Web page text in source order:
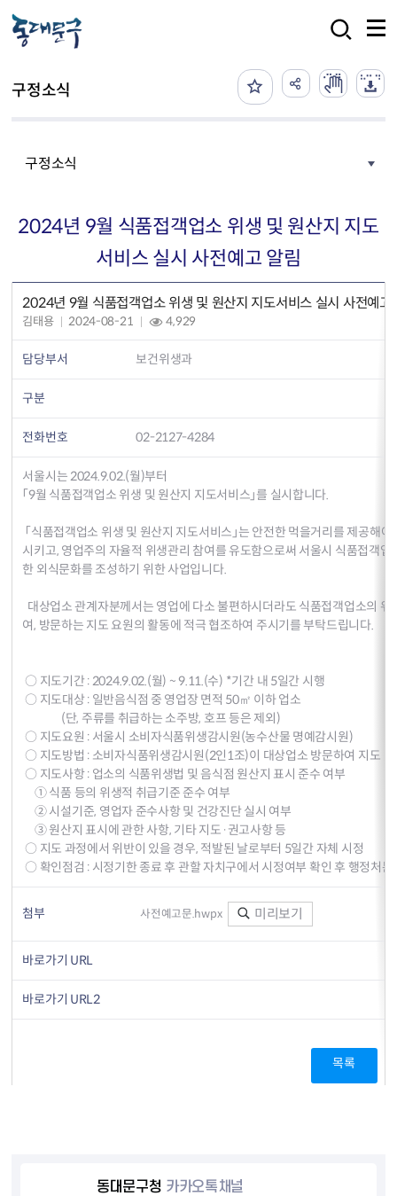
구정소식
구정소식
2024년 9월 식품접객업소 위생 및 원산지 지도
서비스 실시 사전예고 알림
2024년 9월 식품접객업소 위생 및 원산지 지도서비스 실시 사전예고
김태용 2024-08-21 4,929
담당부서 보건위생과
구분
전화번호 02-2127-4284
서울시는 2024.9.02.(월)부터
「9월 식품접객업소 위생 및 원산지 지도서비스」를 실시합니다.
「식품접객업소 위생 및 원산지 지도서비스」는 안전한 먹을거리를 제공해
시키고, 영업주의 자율적 위생관리 참여를 유도함으로써 서울시 식품접객
한 외식문화를 조성하기 위한 사업입니다.
대상업소 관계자분께서는 영업에 다소 불편하시더라도 식품접객업소의
여, 방문하는 지도 요원의 활동에 적극 협조하여 주시기를 부탁드립니다.
○ 지도기간 : 2024.9.02.(월) ~ 9.11.(수) *기간 내 5일간 시행
○ 지도대상 : 일반음식점 중 영업장 면적 50㎡ 이하 업소
(단, 주류를 취급하는 소주방, 호프 등은 제외)
○ 지도요원 : 서울시 소비자식품위생감시원(농수산물 명예감시원)
○ 지도방법 : 소비자식품위생감시원(2인1조)이 대상업소 방문하여 지도
○ 지도사항 : 업소의 식품위생법 및 음식점 원산지 표시 준수 여부
① 식품 등의 위생적 취급기준 준수 여부
② 시설기준, 영업자 준수사항 및 건강진단 실시 여부
③ 원산지 표시에 관한 사항, 기타 지도·권고사항 등
○ 지도 과정에서 위반이 있을 경우, 적발된 날로부터 5일간 자체 시정
○ 확인점검 : 시정기한 종료 후 관할 자치구에서 시정여부 확인 후 행정처분
첨부 사전예고문.hwpx 미리보기
바로가기 URL
바로가기 URL2
목록
동대문구청 카카오톡채널